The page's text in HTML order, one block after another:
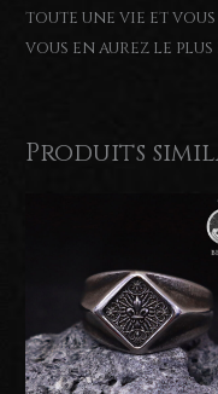
toute une vie et
vous en aurez le plus
Produits